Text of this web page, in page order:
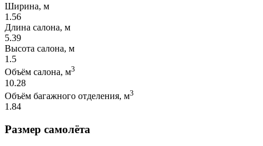
Ширина, м
1.56
Длина салона, м
5.39
Высота салона, м
1.5
Объём салона, м3
10.28
Объём багажного отделения, м3
1.84
Размер самолёта